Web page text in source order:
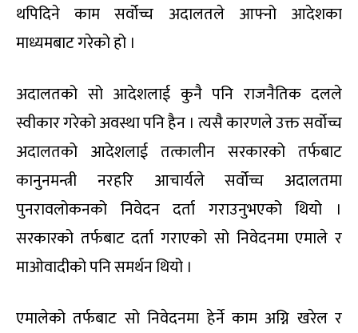
थपिदिने काम सर्वोच्च अदालतले आफ्नो आदेशका
माध्यमबाट गरेको हो ।
अदालतको सो आदेशलाई कुनै पनि राजनैतिक दलले
स्वीकार गरेको अवस्था पनि हैन । त्यसै कारणले उक्त सर्वोच्च
अदालतको आदेशलाई तत्कालीन सरकारको तर्फबाट
कानुनमन्त्री नरहरि आचार्यले सर्वोच्च अदालतमा
पुनरावलोकनको निवेदन दर्ता गराउनुभएको थियो ।
सरकारको तर्फबाट दर्ता गराएको सो निवेदनमा एमाले र
माओवादीको पनि समर्थन थियो ।
एमालेको तर्फबाट सो निवेदनमा हेर्ने काम अग्नि खरेल र